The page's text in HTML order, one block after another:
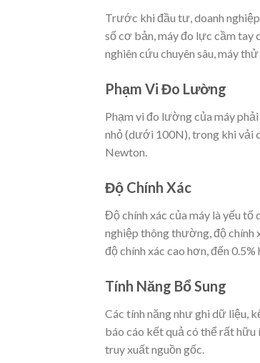
Trước khi đầu tư, doanh
số cơ bản, máy đo lực cầm tay
nghiên cứu chuyên sâu, máy
Phạm Vi Đo Lường
Phạm vi đo lường của máy
nhỏ (dưới 100N), trong khi vải
Newton.
Độ Chính Xác
Độ chính xác của máy là yếu
nghiệp thông thường, độ chính
độ chính xác cao hơn, đến
Tính Năng Bổ Sung
Các tính năng như ghi dữ liệu,
báo cáo kết quả có thể rất hữu
truy xuất nguồn gốc.